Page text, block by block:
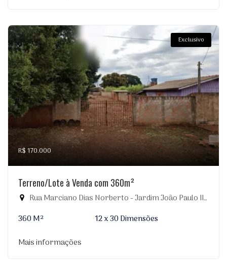
Exclusivo
R$ 170.000
Terreno/Lote à Venda com 360m²
Rua Marciano Dias Norberto - Jardim João Paulo II, Dourados-MS
360 M²
12 x 30 Dimensões
Mais informações